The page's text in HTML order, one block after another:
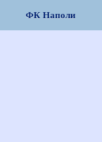
ФК Наполи